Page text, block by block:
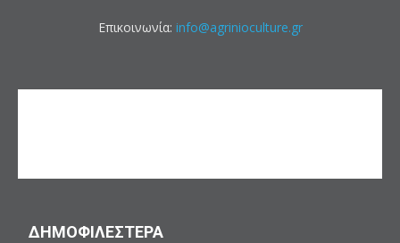
Επικοινωνία: info@agrinioculture.gr
ΔΗΜΟΦΙΛΕΣΤΕΡΑ